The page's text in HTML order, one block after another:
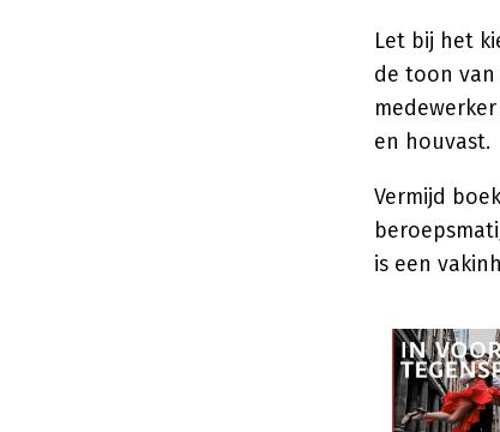
Let bij het
de toon van
en houvast.
Vermijd
is een